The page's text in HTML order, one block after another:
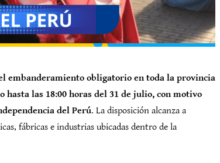
embanderamiento obligatorio en toda la provincia
hasta las 18:00 horas del 31 de julio, con motivo
del Perú. La disposición alcanza a
fábricas e industrias ubicadas dentro de la